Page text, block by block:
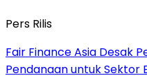
Pers Rilis
Fair Finance Asia Desak
Pendanaan untuk Sektor